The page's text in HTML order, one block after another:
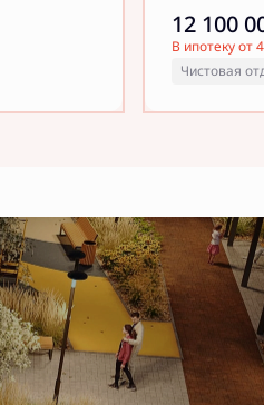
12 100
В ипотеку от
Чистовая